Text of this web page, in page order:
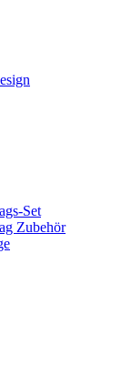
Set
Zubehör